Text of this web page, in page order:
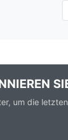
um die